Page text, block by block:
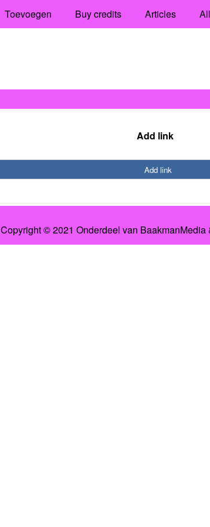
Toevoegen Buy credits Articles
Add link
Add link
Copyright © 2021 Onderdeel van BaakmanMedia